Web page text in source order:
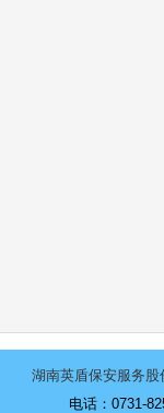
湖南英盾保安服务股
电话：0731-